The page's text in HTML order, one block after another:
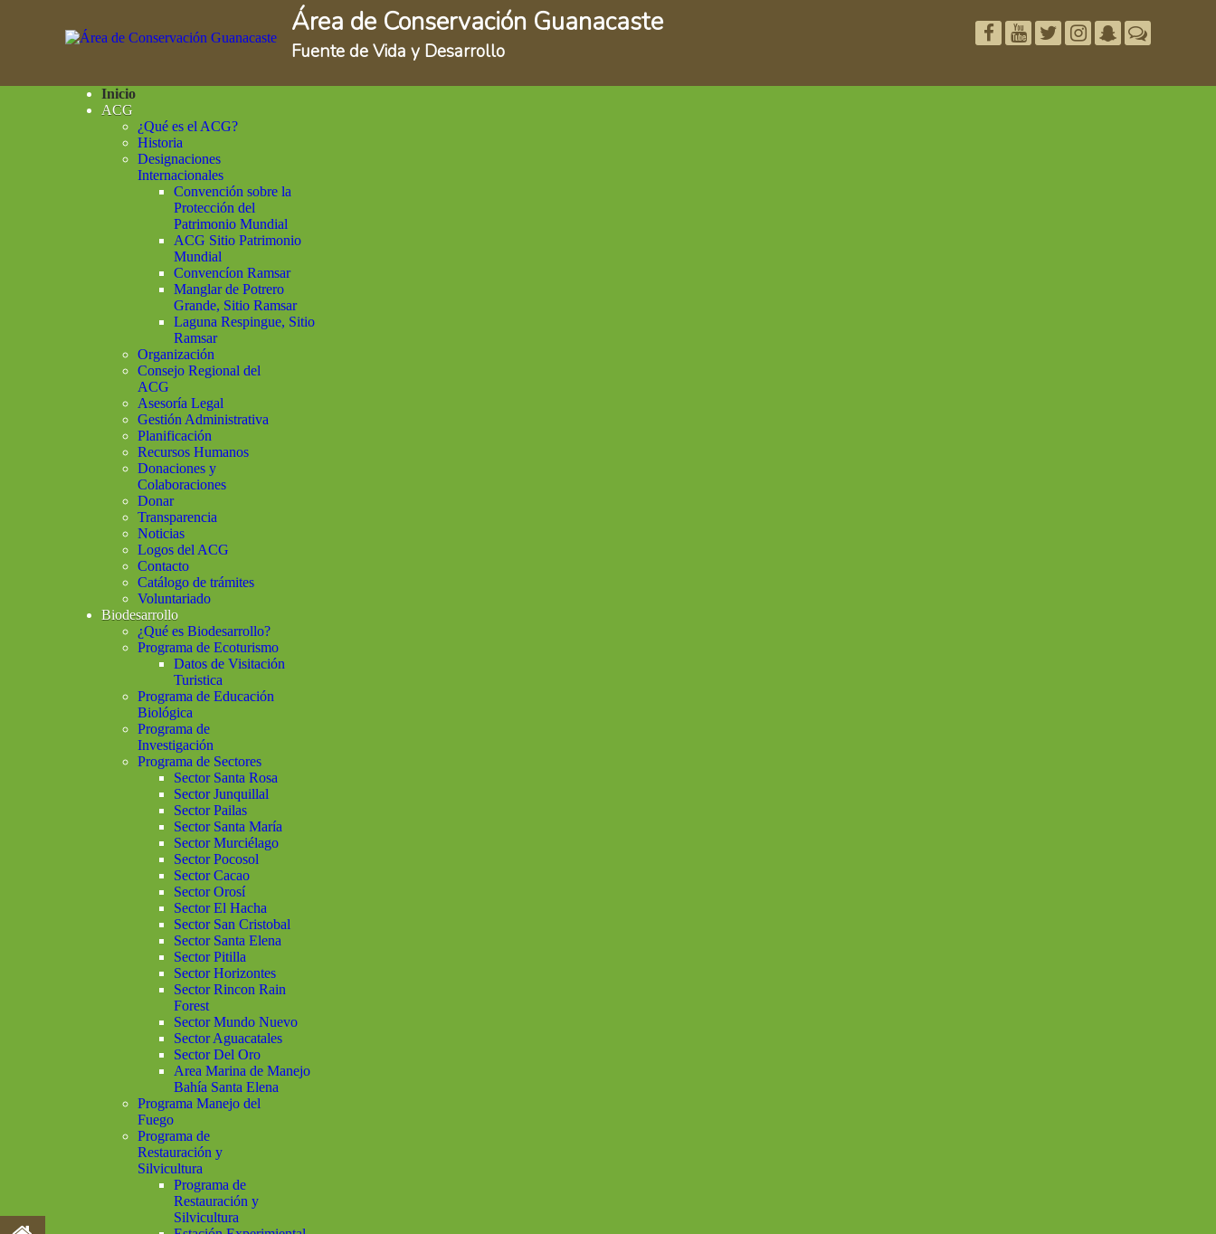
Área de Conservación Guanacaste
Fuente de Vida y Desarrollo
Inicio
ACG
¿Qué es el ACG?
Historia
Designaciones
Internacionales
Convención sobre la
Protección del
Patrimonio Mundial
ACG Sitio Patrimonio
Mundial
Convencíon Ramsar
Manglar de Potrero
Grande, Sitio Ramsar
Laguna Respingue, Sitio
Ramsar
Organización
Consejo Regional del
ACG
Asesoría Legal
Gestión Administrativa
Planificación
Recursos Humanos
Donaciones y
Colaboraciones
Donar
Transparencia
Noticias
Logos del ACG
Contacto
Catálogo de trámites
Voluntariado
Biodesarrollo
¿Qué es Biodesarrollo?
Programa de Ecoturismo
Datos de Visitación
Turistica
Programa de Educación
Biológica
Programa de
Investigación
Programa de Sectores
Sector Santa Rosa
Sector Junquillal
Sector Pailas
Sector Santa María
Sector Murciélago
Sector Pocosol
Sector Cacao
Sector Orosí
Sector El Hacha
Sector San Cristobal
Sector Santa Elena
Sector Pitilla
Sector Horizontes
Sector Rincon Rain
Forest
Sector Mundo Nuevo
Sector Aguacatales
Sector Del Oro
Area Marina de Manejo
Bahía Santa Elena
Programa Manejo del
Fuego
Programa de
Restauración y
Silvicultura
Programa de
Restauración y
Silvicultura